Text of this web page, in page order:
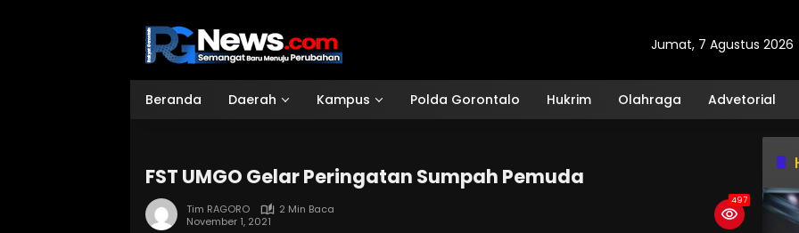
Jumat, 7 Agustus 2026
Beranda Daerah Kampus Polda Gorontalo Hukrim Olahraga Advetorial
FST UMGO Gelar Peringatan Sumpah Pemuda
Tim RAGORO
2 Min Baca
November 1, 2021
497